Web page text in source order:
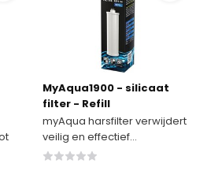
MyAqua1900 - silicaat
filter - Refill
myAqua harsfilter verwijdert
veilig en effectief...